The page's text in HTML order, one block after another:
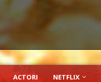
ACTORI NETFLIX